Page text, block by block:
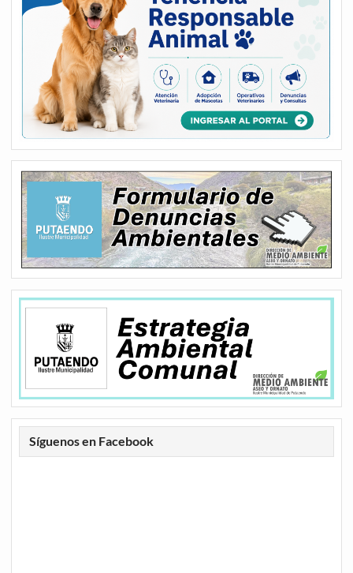
Síguenos en Facebook